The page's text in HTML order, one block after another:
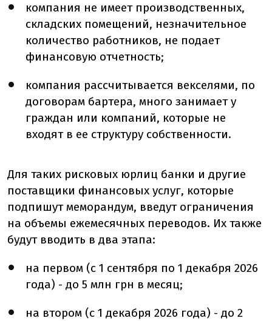
компания не имеет производственных,
складских помещений, незначительное
количество работников, не подает
финансовую отчетность;
компания рассчитывается векселями, по
договорам бартера, много занимает у
граждан или компаний, которые не
входят в ее структуру собственности.
Для таких рисковых юрлиц банки и другие
поставщики финансовых услуг, которые
подпишут меморандум, введут ограничения
на объемы ежемесячных переводов. Их также
будут вводить в два этапа:
на первом (с 1 сентября по 1 декабря 2026
года) - до 5 млн грн в месяц;
на втором (с 1 декабря 2026 года) - до 2